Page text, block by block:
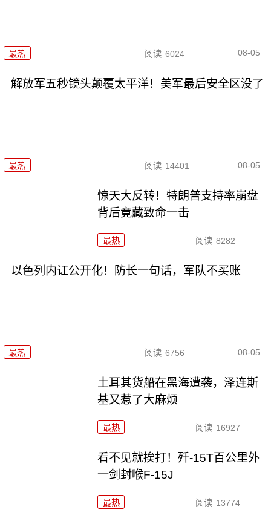
最热 阅读 6024 08-05
解放军五秒镜头颠覆太平洋！美军最后安全区没了
最热 阅读 14401 08-05
惊天大反转！特朗普支持率崩盘
背后竟藏致命一击
最热 阅读 8282
以色列内讧公开化！防长一句话，军队不买账
最热 阅读 6756 08-05
土耳其货船在黑海遭袭，泽连斯
基又惹了大麻烦
最热 阅读 16927
看不见就挨打！歼-15T百公里外
一剑封喉F-15J
最热 阅读 13774